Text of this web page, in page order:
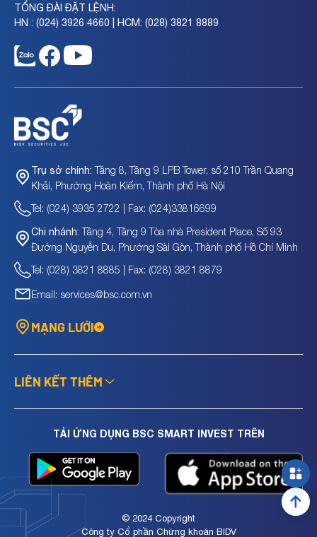
TỔNG ĐÀI ĐẶT LỆNH:
HN : (024) 3926 4660 | HCM: (028) 3821 8889
Trụ sở chính: Tầng 8, Tầng 9 LPB Tower, số 210 Trần Quang
Khải, Phường Hoàn Kiếm, Thành phố Hà Nội
Tel: (024) 3935 2722 | Fax: (024)33816699
Chi nhánh: Tầng 4, Tầng 9 Tòa nhà President Place, Số 93
Đường Nguyễn Du, Phường Sài Gòn, Thành phố Hồ Chí Minh
Tel: (028) 3821 8885 | Fax: (028) 3821 8879
Email: services@bsc.com.vn
MẠNG LƯỚI
LIÊN KẾT THÊM
TẢI ỨNG DỤNG BSC SMART INVEST TRÊN
© 2024 Copyright
Công ty Cổ phần Chứng khoán BIDV